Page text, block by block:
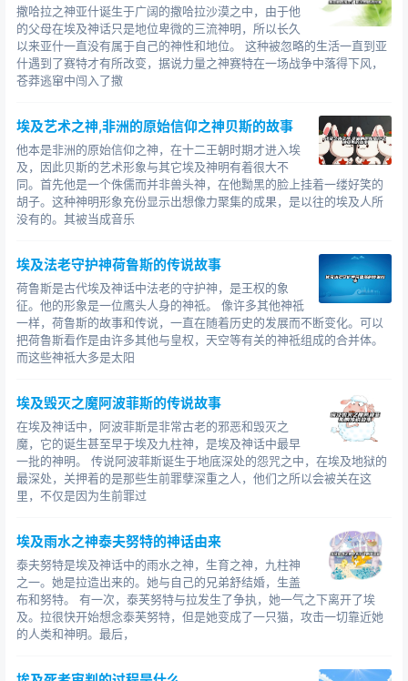
王的陵墓。
埃及金字塔建于公元前2600年之前，一共有七十座塔楼，
为“古代世界八大奇迹”之一。 其中规模最大、最著名的是
三代金字塔——胡夫金字塔和哈夫拉金字塔赫门考拉金字
塔。 其中以胡夫金字塔最多，相当于40多层的摩天大楼。
据说10万人顶着烈日和监工鞭打了十年。 又用了20年修筑
石路和地下墓穴，整个工程历时30多年。 一般认为金字塔
大多数研究资料显示埃及金字塔结构的数量有七十座金字
塔，1842年，KarlRichard Lepsius制作了埃及人的名单
金字塔，当时他数了 67 座，但在他后来的考古生涯中，
保存完好的小金字塔和碎石墓葬的许多遗骸有关，它们的
遗骸往往难以识别为金字塔形，但它们的存在也被考古学
家研究和大多数难以识别的遗物
将通过法律 适用于世界各地，要求复制埃及金字塔或狮身
人面像等埃及古迹的人支付版权费作为埃及数千座法老纪
念碑的维护费，但不禁止世界各地的艺术家使用绘画或 其
他一种以盈利为目的，复制各个时期的法老古迹和埃及古
迹的方式，只要这些作品“不是100%复制”。
撒哈拉之神亚什诞生于广阔的撒哈拉沙漠之中，由于他
的父母在埃及神话只是地位卑微的三流神明，所以长久
以来亚什一直没有属于自己的神性和地位。 这种被忽略的生活一直到亚
什遇到了赛特才有所改变，据说力量之神赛特在一场战争中落得下风，
苍莽逃窜中闯入了撒
埃及艺术之神,非洲的原始信仰之神贝斯的故事
他本是非洲的原始信仰之神，在十二王朝时期才进入埃
及，因此贝斯的艺术形象与其它埃及神明有着很大不
同。首先他是一个侏儒而并非兽头神，在他黝黑的脸上挂着一缕好笑的
胡子。这种神明形象充份显示出想像力聚集的成果，是以往的埃及人所
没有的。其被当成音乐
埃及法老守护神荷鲁斯的传说故事
荷鲁斯是古代埃及神话中法老的守护神，是王权的象
征。他的形象是一位鹰头人身的神祗。 像许多其他神祗
一样，荷鲁斯的故事和传说，一直在随着历史的发展而不断变化。可以
把荷鲁斯看作是由许多其他与皇权，天空等有关的神祗组成的合并体。
而这些神祗大多是太阳
埃及毁灭之魔阿波菲斯的传说故事
在埃及神话中，阿波菲斯是非常古老的邪恶和毁灭之
魔，它的诞生甚至早于埃及九柱神，是埃及神话中最早
一批的神明。 传说阿波菲斯诞生于地底深处的怨咒之中，在埃及地狱的
最深处，关押着的是那些生前罪孽深重之人，他们之所以会被关在这
里，不仅是因为生前罪过
埃及雨水之神泰夫努特的神话由来
泰夫努特是埃及神话中的雨水之神，生育之神，九柱神
之一。她是拉造出来的。她与自己的兄弟舒结婚，生盖
布和努特。 有一次，泰芙努特与拉发生了争执，她一气之下离开了埃
及。拉很快开始想念泰芙努特，但是她变成了一只猫，攻击一切靠近她
的人类和神明。最后，